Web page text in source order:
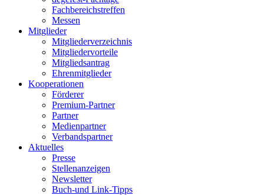
Fachbereichstreffen
Messen
Mitglieder
Mitgliederverzeichnis
Mitgliedervorteile
Mitgliedsantrag
Ehrenmitglieder
Kooperationen
Förderer
Premium-Partner
Partner
Medienpartner
Verbandspartner
Aktuelles
Presse
Stellenanzeigen
Newsletter
Buch-und Link-Tipps